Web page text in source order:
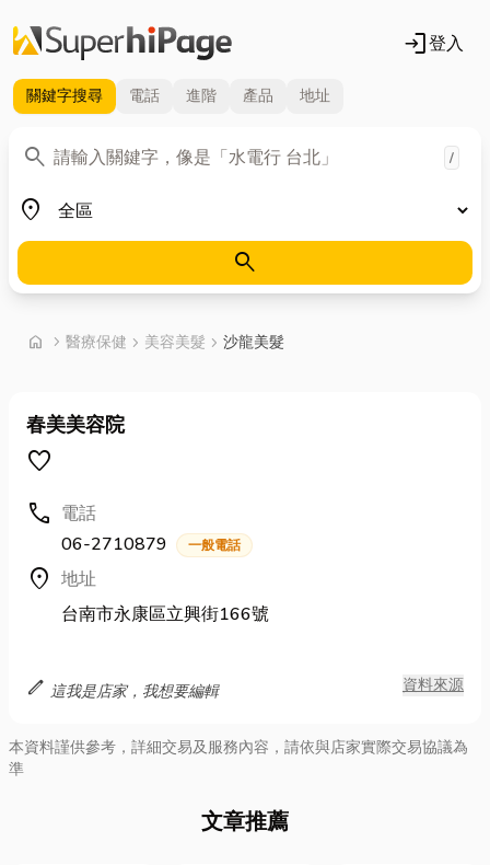
login登入
關鍵字搜尋 電話 進階 產品 地址
search
關鍵字 /
place
地區
search
home chevron_right 首頁
醫療保健 chevron_right 美容美髮 chevron_right 沙龍美髮
春美美容院
favorite
call 電話
06-2710879
一般電話
location_on 地址
台南市永康區立興街166號
edit 這我是店家，我想要編輯 資料來源
本資料謹供參考，詳細交易及服務內容，請依與店家實際交易協議為
準
文章推薦